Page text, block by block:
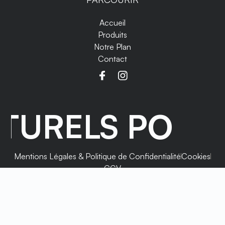
Accueil
Produits
Notre Plan
Contact
Mentions Légales & Politique de ConfidentialitéCookies
CGV